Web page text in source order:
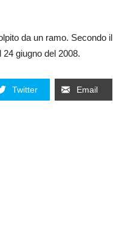
da un ramo. Secondo il
giugno del 2008.
Twitter Email